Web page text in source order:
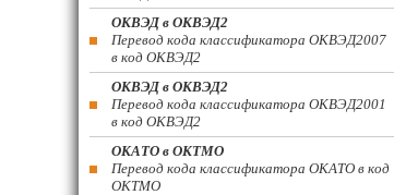
ОКВЭД в ОКВЭД2
Перевод кода классификатора ОКВЭД2007
в код ОКВЭД2
ОКВЭД в ОКВЭД2
Перевод кода классификатора ОКВЭД2001
в код ОКВЭД2
ОКАТО в ОКТМО
Перевод кода классификатора ОКАТО в код
ОКТМО